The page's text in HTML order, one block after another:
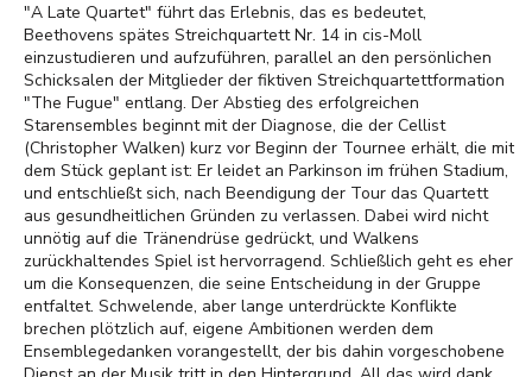
"A Late Quartet" führt das Erlebnis, das es bedeutet,
Beethovens spätes Streichquartett Nr. 14 in cis-Moll
einzustudieren und aufzuführen, parallel an den persönlichen
Schicksalen der Mitglieder der fiktiven Streichquartettformation
"The Fugue" entlang. Der Abstieg des erfolgreichen
Starensembles beginnt mit der Diagnose, die der Cellist
(Christopher Walken) kurz vor Beginn der Tournee erhält, die mit
dem Stück geplant ist: Er leidet an Parkinson im frühen Stadium,
und entschließt sich, nach Beendigung der Tour das Quartett
aus gesundheitlichen Gründen zu verlassen. Dabei wird nicht
unnötig auf die Tränendrüse gedrückt, und Walkens
zurückhaltendes Spiel ist hervorragend. Schließlich geht es eher
um die Konsequenzen, die seine Entscheidung in der Gruppe
entfaltet. Schwelende, aber lange unterdrückte Konflikte
brechen plötzlich auf, eigene Ambitionen werden dem
Ensemblegedanken vorangestellt, der bis dahin vorgeschobene